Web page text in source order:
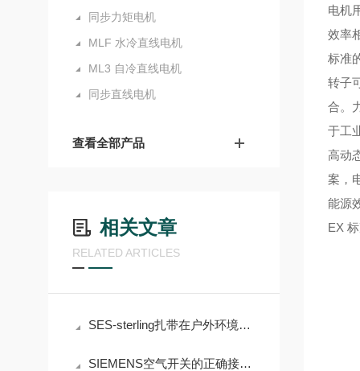
同步力矩电机
MLF 水冷直线电机
ML3 自冷直线电机
同步直线电机
查看全部产品
相关文章
RELATED ARTICLES
SES-sterling扎带在户外环境中的表现
SIEMENS空气开关的正确接线方法与注意事项
电机
效率
标准
转子
合。
于工
高动
案，
能源
EX